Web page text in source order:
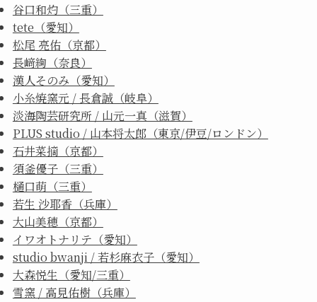
谷口和灼（三重）
tete（愛知）
松尾 亮佑（京都）
長﨑絢（奈良）
漢人そのみ（愛知）
小糸焼窯元 / 長倉誠（岐阜）
淡海陶芸研究所 / 山元一真（滋賀）
PLUS studio / 山本将太郎（東京/伊豆/ロンドン）
石井菜摘（京都）
須釜優子（三重）
樋口萌（三重）
若生 沙耶香（兵庫）
大山美穂（京都）
イワオトナリテ（愛知）
studio bwanji / 若杉麻衣子（愛知）
大森悦生（愛知/三重）
雪窯 / 高見佑樹（兵庫）